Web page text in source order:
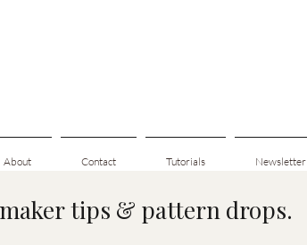
About Contact Tutorials Newsletter
tips & pattern drops.